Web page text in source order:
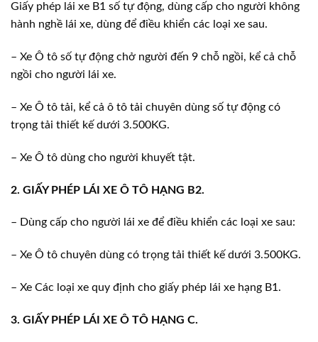
Giấy phép lái xe B1 số tự động, dùng cấp cho người không
hành nghề lái xe, dùng để điều khiển các loại xe sau.
– Xe Ô tô số tự động chở người đến 9 chỗ ngồi, kể cả chỗ
ngồi cho người lái xe.
– Xe Ô tô tải, kể cả ô tô tải chuyên dùng số tự động có
trọng tải thiết kế dưới 3.500KG.
– Xe Ô tô dùng cho người khuyết tật.
2. GIẤY PHÉP LÁI XE Ô TÔ HẠNG B2.
– Dùng cấp cho người lái xe để điều khiển các loại xe sau:
– Xe Ô tô chuyên dùng có trọng tải thiết kế dưới 3.500KG.
– Xe Các loại xe quy định cho giấy phép lái xe hạng B1.
3. GIẤY PHÉP LÁI XE Ô TÔ HẠNG C.